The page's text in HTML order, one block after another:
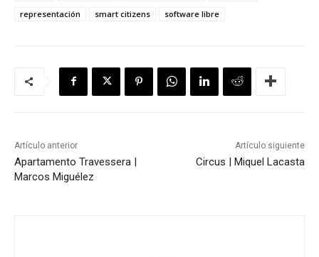
representación
smart citizens software libre
Artículo anterior
Apartamento Travessera |
Marcos Miguélez
Artículo siguiente
Circus | Miquel Lacasta